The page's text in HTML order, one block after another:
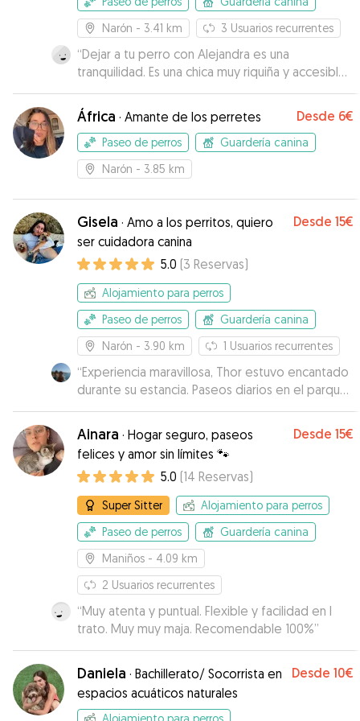
Narón - 3.41 km 3 Usuarios recurrentes
“Dejar a tu perro con Alejandra es una
tranquilidad. Es una chica muy riquiña y accesible.
Cariñosa con los animales. Muy atenta con
nosotros. Nos tuvo informados todo el viaje. Nos
mandó fotos del perro corriendo y jugando por
esa finca tan grande. Se le veía disfrutar. Lo
vimos despedirse de ella muy contento.
Repetiríamos seguro! El perrito volvió como si
viniera de un spa. Relajado y contento.”
África · Amante de los perretes Desde 6€
Paseo de perros
Guardería canina
Narón - 3.85 km
Gisela · Amo a los perritos, quiero
ser cuidadora canina
Desde 15€
5.0 (3 Reservas)
Alojamiento para perros
Paseo de perros
Guardería canina
Narón - 3.90 km 1 Usuarios recurrentes
“Experiencia maravillosa, Thor estuvo encantado
durante su estancia. Paseos diarios en el parque
de Freixeiro. Gisela muy detallista, mandó fotos
y videos.
Ainara · Hogar seguro, paseos
felices y amor sin límites 🐾
Desde 15€
5.0 (14 Reservas)
Super Sitter
Alojamiento para perros
Paseo de perros
Guardería canina
Maniños - 4.09 km
2 Usuarios recurrentes
“Muy atenta y puntual. Flexible y facilidad en l
trato. Muy muy maja. Recomendable 100%”
Daniela · Bachillerato/ Socorrista en
espacios acuáticos naturales
Desde 10€
Alojamiento para perros